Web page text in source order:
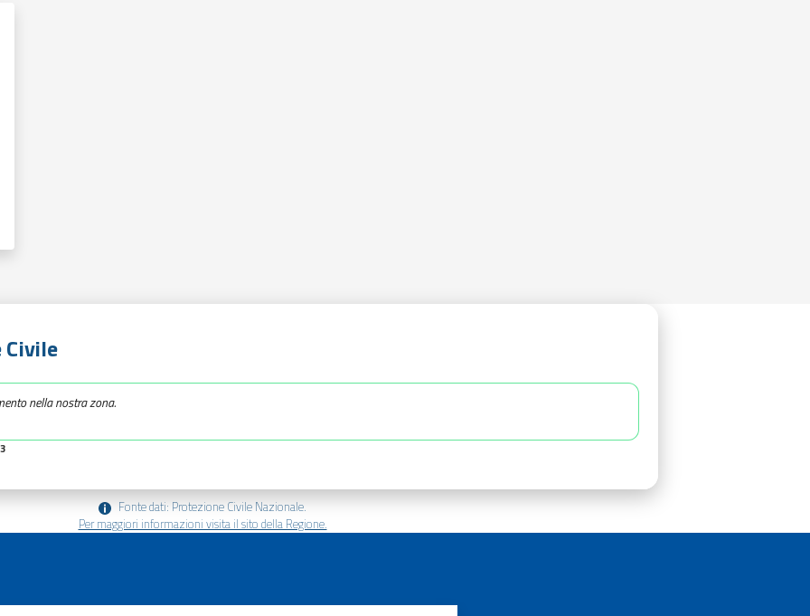
nella nostra zona.
Fonte dati: Protezione Civile Nazionale.
Per maggiori informazioni visita il sito della Regione.